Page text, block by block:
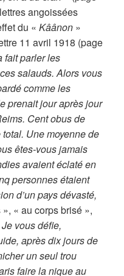
angoissées
du «Kâânon »
11 avril 1918 (page
fait parler les
salauds. Alors vous
comme les
prenait jour après jour
Cent obus de
Une moyenne de
êtes-vous jamais
avaient éclaté en
personnes étaient
d’un pays dévasté,
« au corps brisé »,
Je vous défie,
après dix jours de
un seul trou
faire la nique au